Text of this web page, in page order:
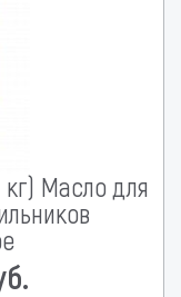
кг) Масло для